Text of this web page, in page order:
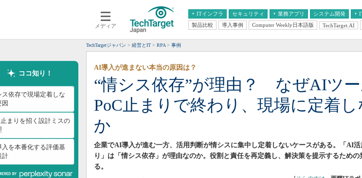
メディア
ITインフラ
クラウド
スマートモバイル
ネットワーク
システム運用管理
セキュリティ 業務アプリ
エンタープライズAI
ERP
CX
情報系システム
システム開発
経営とIT 医療IT
製品比較 導入事例 Computer Weekly日本語版 TechTarget.AI
TechTargetジャパン 経営とIT RPA 事例
ココ知り！
ス依存で現場定着しな
因
止まりを招く設計ミスの
入を本番化する評価基
計
“情シス依存”が理由？ なぜAIツ
PoC止まりで終わり、現場に定着
か
AI導入が進まない本当の原因は？
企業でAI導入が進む一方、活用判断が情シスに集中し定着しないケースがある。「AI活
り」は「情シス依存」が理由なのか。役割と責任を再定義し、解決策を提示するための
る。